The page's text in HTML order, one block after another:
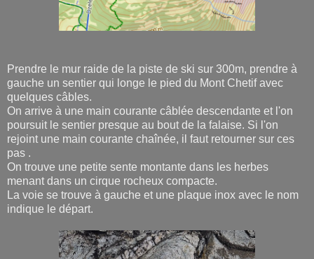
Prendre le mur raide de la piste de ski sur 300m, prendre à
gauche un sentier qui longe le pied du Mont Chetif avec
quelques câbles.
On arrive à une main courante câblée descendante et l'on
poursuit le sentier presque au bout de la falaise. Si l'on
rejoint une main courante chaînée, il faut retourner sur ces
pas .
On trouve une petite sente montante dans les herbes
menant dans un cirque rocheux compacte.
La voie se trouve à gauche et une plaque inox avec le nom
indique le départ.